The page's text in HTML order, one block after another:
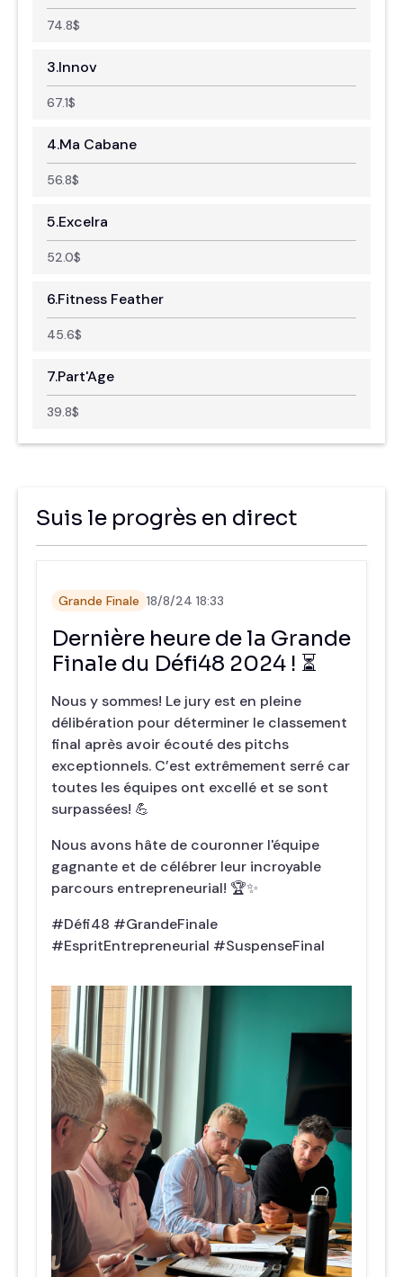
74.8$
3.Innov
67.1$
4.Ma Cabane
56.8$
5.Excelra
52.0$
6.Fitness Feather
45.6$
7.Part'Age
39.8$
Suis le progrès en direct
Grande Finale 18/8/24 18:33
Dernière heure de la Grande
Finale du Défi48 2024 ! ⏳
Nous y sommes! Le jury est en pleine
délibération pour déterminer le classement
final après avoir écouté des pitchs
exceptionnels. C’est extrêmement serré car
toutes les équipes ont excellé et se sont
surpassées! 💪
Nous avons hâte de couronner l'équipe
gagnante et de célébrer leur incroyable
parcours entrepreneurial! 🏆✨
#Défi48 #GrandeFinale
#EspritEntrepreneurial #SuspenseFinal